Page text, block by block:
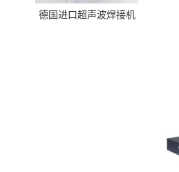
德国进口超声波焊接机